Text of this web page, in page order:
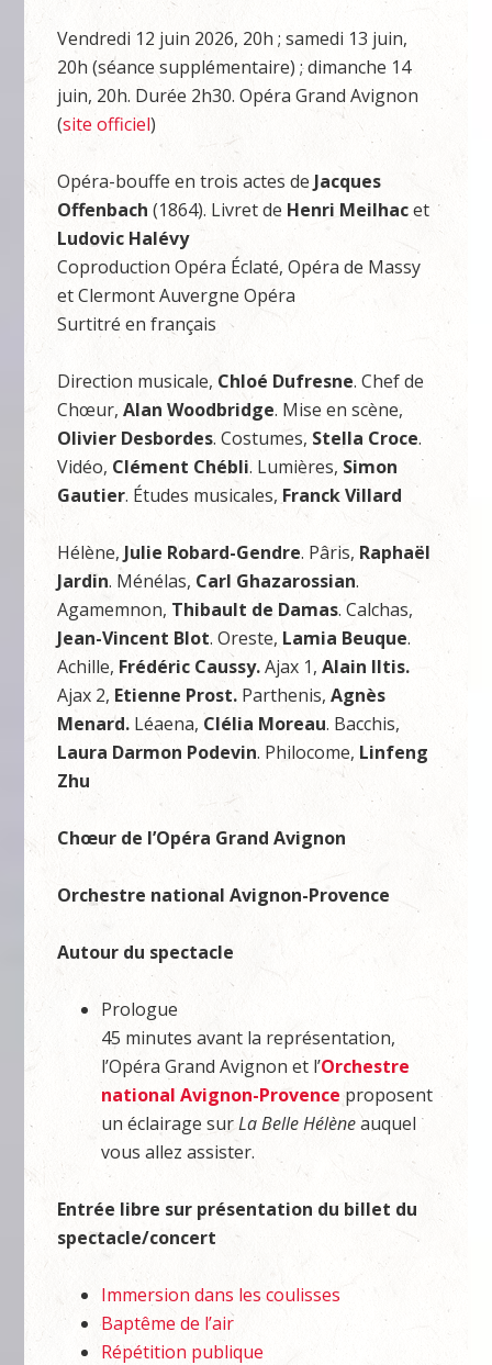
Vendredi 12 juin 2026, 20h ; samedi 13 juin,
20h (séance supplémentaire) ; dimanche 14
juin, 20h. Durée 2h30. Opéra Grand Avignon
(site officiel)
Opéra-bouffe en trois actes de Jacques
Offenbach (1864). Livret de Henri Meilhacet
Ludovic Halévy
Coproduction Opéra Éclaté, Opéra de Massy
et Clermont Auvergne Opéra
Surtitré en français
Direction musicale, Chloé Dufresne. Chef de
Chœur,Alan Woodbridge. Mise en scène,
Olivier Desbordes. Costumes, Stella Croce.
Vidéo, Clément Chébli. Lumières, Simon
Gautier. Études musicales, Franck Villard
Hélène, Julie Robard-Gendre. Pâris, Raphaël
Jardin. Ménélas, Carl Ghazarossian.
Agamemnon, Thibault de Damas. Calchas,
Jean-Vincent Blot. Oreste, Lamia Beuque.
Achille,Frédéric Caussy.Ajax 1,Alain Iltis.
Ajax 2, Etienne Prost. Parthenis,Agnès
Menard. Léaena, Clélia Moreau. Bacchis,
Laura Darmon Podevin. Philocome, Linfeng
Zhu
Chœur de l’Opéra Grand Avignon
Orchestre national Avignon-Provence
Autour du spectacle
Prologue
45 minutes avant la représentation,
l’Opéra Grand Avignon et l’Orchestre
national Avignon-Provenceproposent
un éclairage surLa Belle Hélèneauquel
vous allez assister.
Entrée libre sur présentation du billet du
spectacle/concert
Immersion dans les coulisses
Baptême de l’air
Répétition publique